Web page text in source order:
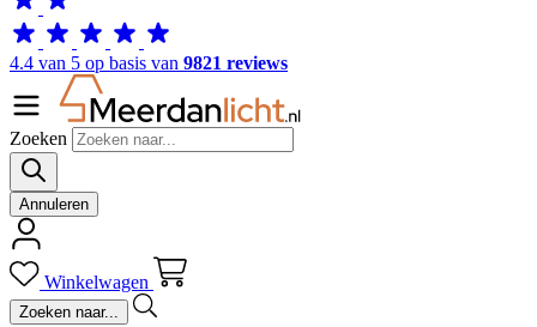
4.4 van 5 op basis van 9821 reviews
Zoeken
Annuleren
Winkelwagen